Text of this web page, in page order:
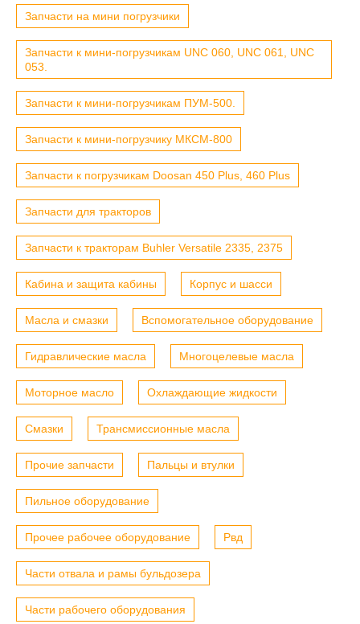
Запчасти на мини погрузчики
Запчасти к мини-погрузчикам UNC 060, UNC 061, UNC
053.
Запчасти к мини-погрузчикам ПУМ-500.
Запчасти к мини-погрузчику МКСМ-800
Запчасти к погрузчикам Doosan 450 Plus, 460 Plus
Запчасти для тракторов
Запчасти к тракторам Buhler Versatile 2335, 2375
Кабина и защита кабины Корпус и шасси
Масла и смазки Вспомогательное оборудование
Гидравлические масла Многоцелевые масла
Моторное масло Охлаждающие жидкости
Смазки Трансмиссионные масла
Прочие запчасти Пальцы и втулки
Пильное оборудование
Прочее рабочее оборудование Рвд
Части отвала и рамы бульдозера
Части рабочего оборудования